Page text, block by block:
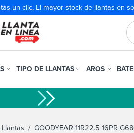
un clic, El mayor stock de llantas en
TIPO DE LLANTAS AROS
Llantas / GOODYEAR 11R22.5 16PR